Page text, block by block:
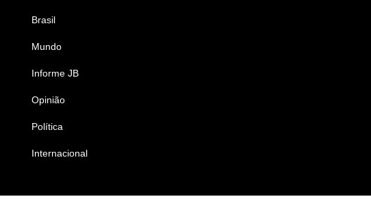
Brasil
Mundo
Informe JB
Opinião
Política
Internacional